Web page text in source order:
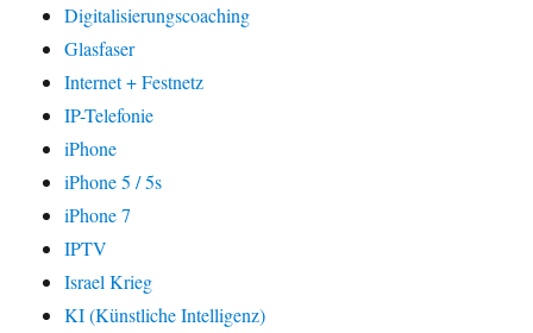
Digitalisierungscoaching
Glasfaser
Internet + Festnetz
IP-Telefonie
iPhone
iPhone 5 / 5s
iPhone 7
IPTV
Israel Krieg
KI (Künstliche Intelligenz)